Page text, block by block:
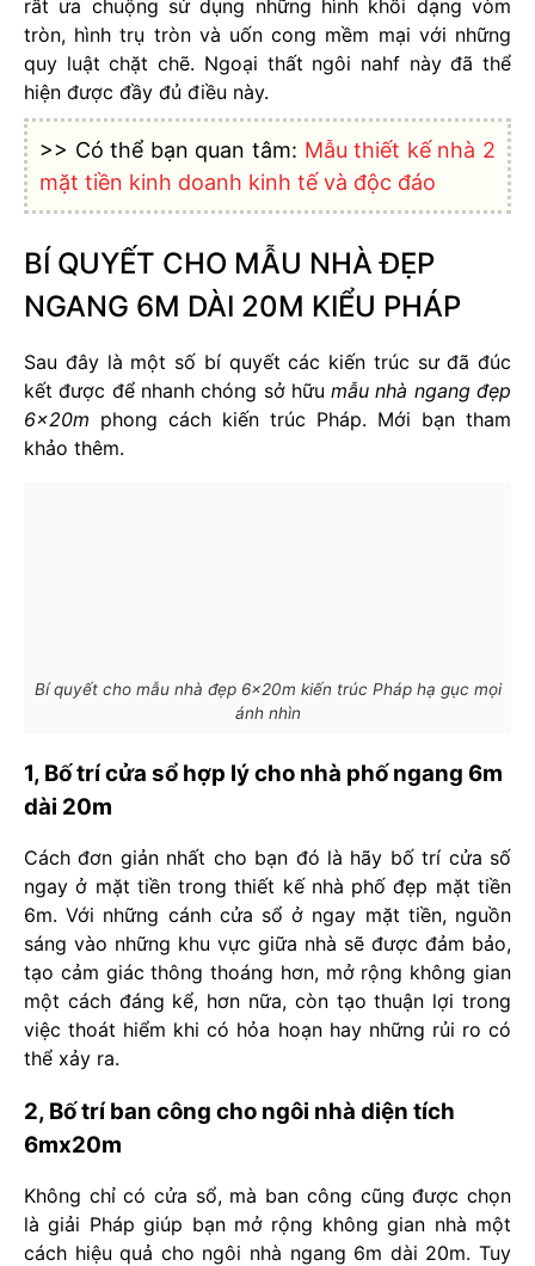
rất ưa chuộng sử dụng những hình khối dạng vòm
tròn, hình trụ tròn và uốn cong mềm mại với những
quy luật chặt chẽ. Ngoại thất ngôi nahf này đã thể
hiện được đầy đủ điều này.
>> Có thể bạn quan tâm: Mẫu thiết kế nhà 2
mặt tiền kinh doanh kinh tế và độc đáo
BÍ QUYẾT CHO MẪU NHÀ ĐẸP
NGANG 6M DÀI 20M KIỂU PHÁP
Sau đây là một số bí quyết các kiến trúc sư đã đúc
kết được để nhanh chóng sở hữumẫu nhà ngang đẹp
6x20m phong cách kiến trúc Pháp. Mới bạn tham
khảo thêm.
Bí quyết cho mẫu nhà đẹp 6x20m kiến trúc Pháp hạ gục mọi
ánh nhìn
1, Bố trí cửa sổ hợp lý cho nhà phố ngang 6m
dài 20m
Cách đơn giản nhất cho bạn đó là hãy bố trí cửa số
ngay ở mặt tiền trong thiết kế nhà phố đẹp mặt tiền
6m. Với những cánh cửa sổ ở ngay mặt tiền, nguồn
sáng vào những khu vực giữa nhà sẽ được đảm bảo,
tạo cảm giác thông thoáng hơn, mở rộng không gian
một cách đáng kể, hơn nữa, còn tạo thuận lợi trong
việc thoát hiểm khi có hỏa hoạn hay những rủi ro có
thể xảy ra.
2, Bố trí ban công cho ngôi nhà diện tích
6mx20m
Không chỉ có cửa sổ, mà ban công cũng được chọn
là giải Pháp giúp bạn mở rộng không gian nhà một
cách hiệu quả cho ngôi nhà ngang 6m dài 20m. Tuy